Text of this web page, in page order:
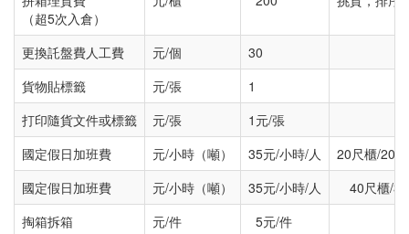
（超5次入倉）
更換託盤費人工費 元/個
30
貨物貼標籤
元/張
1
打印隨貨文件或標籤
元/張
1元/張
國定假日加班費
元/小時（噸） 35元/小時/人
20尺櫃/200
國定假日加班費
元/小時（噸） 35元/小時/人
40尺櫃/
掏箱拆箱
元/件
5元/件